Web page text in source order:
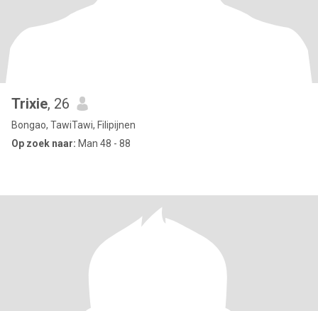
Trixie, 26
Bongao, TawiTawi, Filipijnen
Op zoek naar: Man 48 - 88